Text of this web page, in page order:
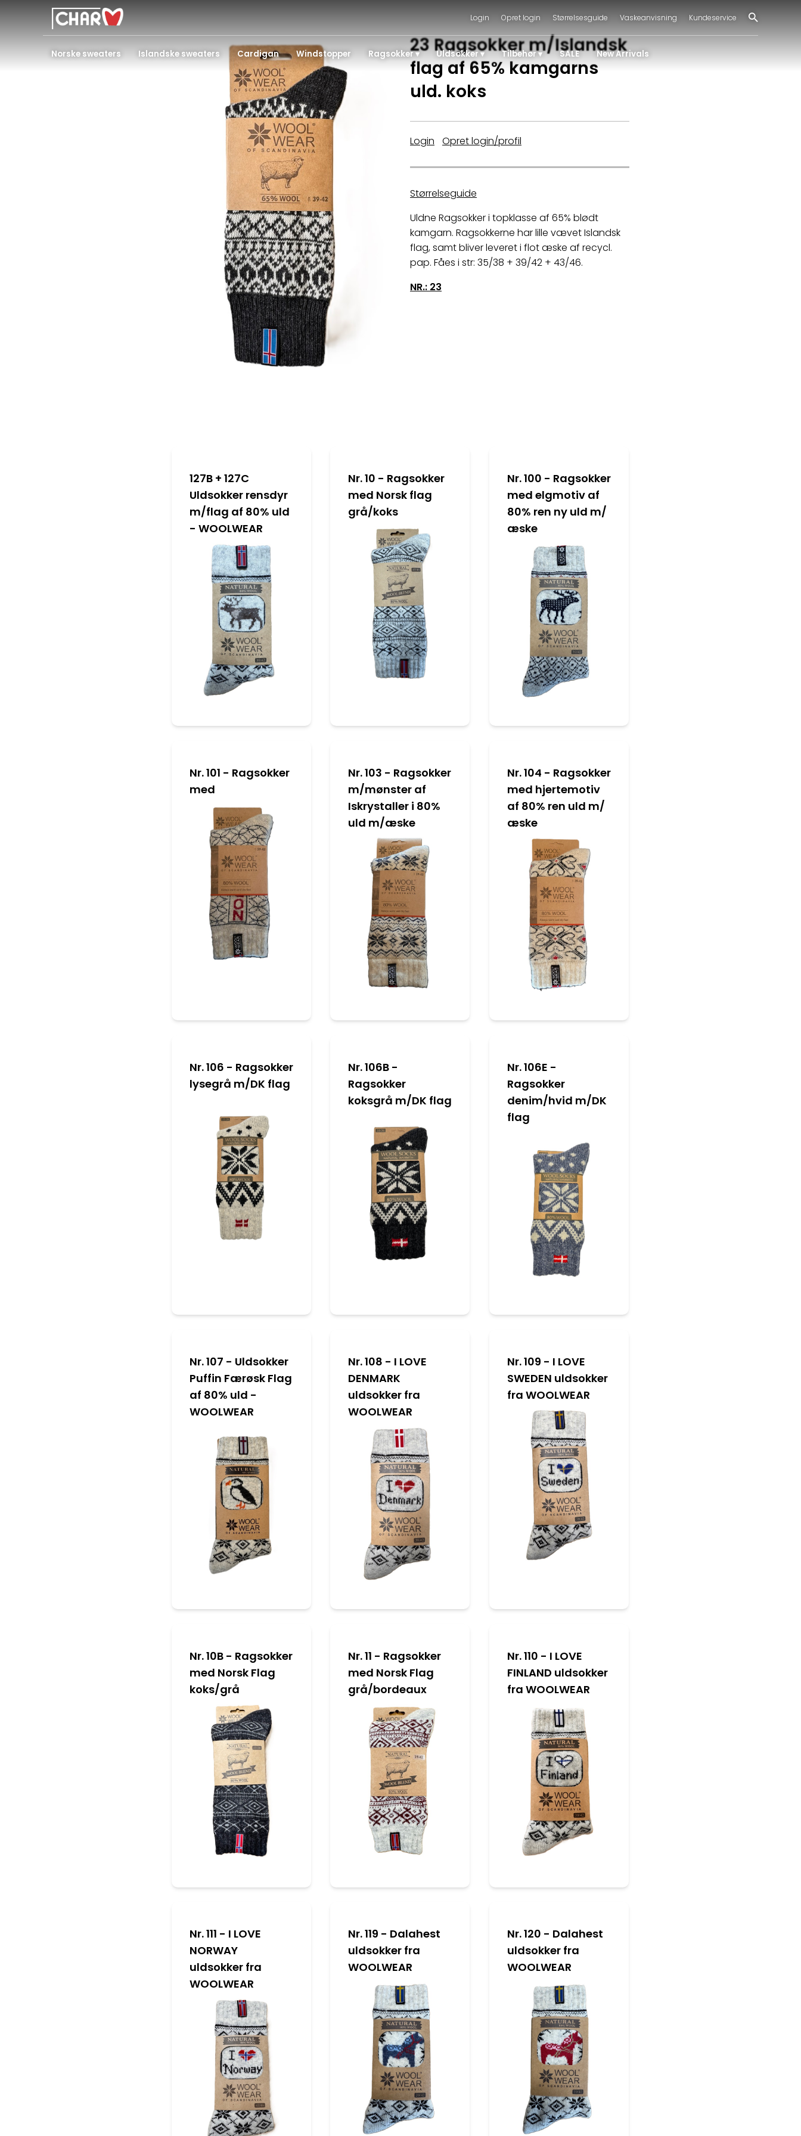
Login Opret login Størrelsesguide Vaskeanvisning Kundeservice
Norske sweaters Islandske sweaters Cardigan Windstopper Ragsokker Uldsokker Tilbehør SALE New Arrivals
23 Ragsokker m/Islandsk
flag af 65% kamgarns
uld. koks
Login Opret login/profil
Størrelseguide
Uldne Ragsokker i topklasse af 65% blødt
kamgarn. Ragsokkerne har lille vævet Islandsk
flag, samt bliver leveret i flot æske af recycl.
pap. Fåes i str: 35/38 + 39/42 + 43/46.
NR.: 23
127B + 127C
Uldsokker rensdyr
m/flag af 80% uld
- WOOLWEAR
Nr. 10 - Ragsokker
med Norsk flag
grå/koks
Nr. 100 - Ragsokker
med elgmotiv af
80% ren ny uld m/
æske
Nr. 101 - Ragsokker
med
Nr. 103 - Ragsokker
m/mønster af
Iskrystaller i 80%
uld m/æske
Nr. 104 - Ragsokker
med hjertemotiv
af 80% ren uld m/
æske
Nr. 106 - Ragsokker
lysegrå m/DK flag
Nr. 106B -
Ragsokker
koksgrå m/DK flag
Nr. 106E -
Ragsokker
denim/hvid m/DK
flag
Nr. 107 - Uldsokker
Puffin Færøsk Flag
af 80% uld -
WOOLWEAR
Nr. 108 - I LOVE
DENMARK
uldsokker fra
WOOLWEAR
Nr. 109 - I LOVE
SWEDEN uldsokker
fra WOOLWEAR
Nr. 10B - Ragsokker
med Norsk Flag
koks/grå
Nr. 11 - Ragsokker
med Norsk Flag
grå/bordeaux
Nr. 110 - I LOVE
FINLAND uldsokker
fra WOOLWEAR
Nr. 111 - I LOVE
NORWAY
uldsokker fra
WOOLWEAR
Nr. 119 - Dalahest
uldsokker fra
WOOLWEAR
Nr. 120 - Dalahest
uldsokker fra
WOOLWEAR